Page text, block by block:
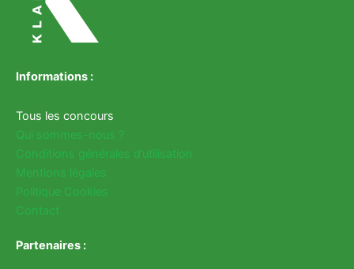
Informations :
Tous les concours
Qui sommes-nous ?
Conditions générales d’utilisation
Mentions légales
Politique Cookies
Contact
Partenaires :